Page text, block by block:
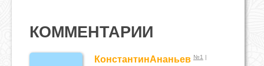
КОММЕНТАРИИ
КонстантинАнаньев №1 |